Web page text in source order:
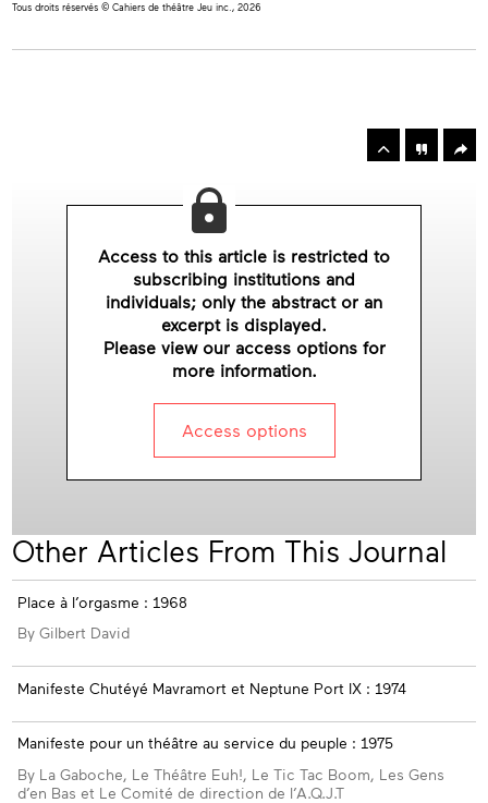
Tous droits réservés © Cahiers de théâtre Jeu inc., 2026
Toolbox
Access to this article is restricted to
subscribing institutions and
individuals; only the abstract or an
excerpt is displayed.
Please view our access options for
more information.
Access options
Other Articles From This Journal
Place à l’orgasme : 1968
By Gilbert David
Manifeste Chutéyé Mavramort et Neptune Port IX : 1974
Manifeste pour un théâtre au service du peuple : 1975
By La Gaboche, Le Théâtre Euh!, Le Tic Tac Boom, Les Gens
d’en Bas et Le Comité de direction de l’A.Q.J.T